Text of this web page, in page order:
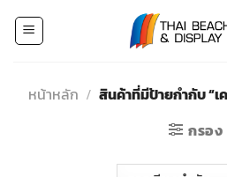
หน้าหลัก / สินค้าที่มีป้ายกำกับ “เ
กรอง